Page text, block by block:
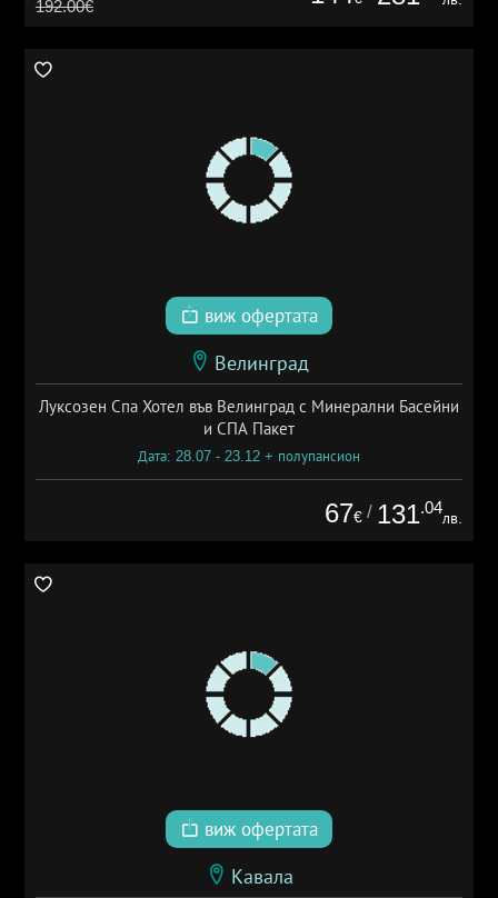
192.00€
виж офертата
Велинград
Луксозен Спа Хотел във Велинград с Минерални Басейни
и СПА Пакет
Дата: 28.07 - 23.12 + полупансион
67€ / 131.04
лв.
виж офертата
Кавала